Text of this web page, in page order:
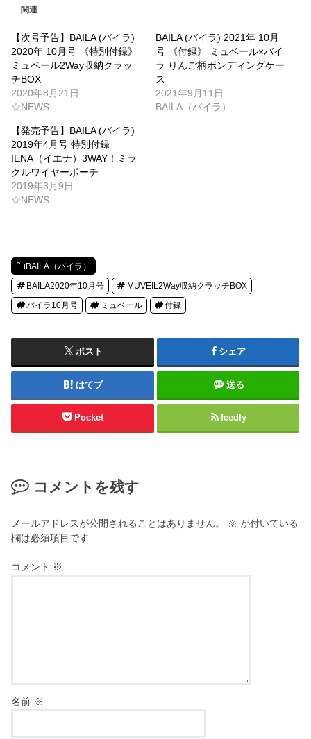
関連
【次号予告】BAILA (バイラ)
2020年 10月号 《特別付録》
ミュベール2Way収納クラッ
チBOX
2020年8月21日
☆NEWS
BAILA (バイラ) 2021年 10月
号 《付録》 ミュベール×バイ
ラ りんご柄ボンディングケー
ス
2021年9月11日
BAILA（バイラ）
【発売予告】BAILA (バイラ)
2019年4月号 特別付録
IENA（イエナ）3WAY！ミラ
クルワイヤーポーチ
2019年3月9日
☆NEWS
BAILA（バイラ）
BAILA2020年10月号 MUVEIL2Way収納クラッチBOX
バイラ10月号 ミュベール 付録
ポスト シェア
はてブ 送る
Pocket feedly
コメントを残す
メールアドレスが公開されることはありません。 ※ が付いている
欄は必須項目です
コメント ※
名前 ※